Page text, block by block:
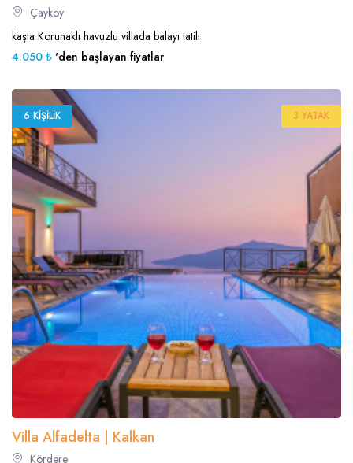
Çayköy
kaşta Korunaklı havuzlu villada balayı tatili
4.050 ₺ 'den başlayan fiyatlar
6 KIŞILIK 3 YATAK
Villa Alfadelta | Kalkan
Kördere